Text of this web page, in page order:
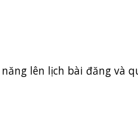
lên lịch bài đăng và